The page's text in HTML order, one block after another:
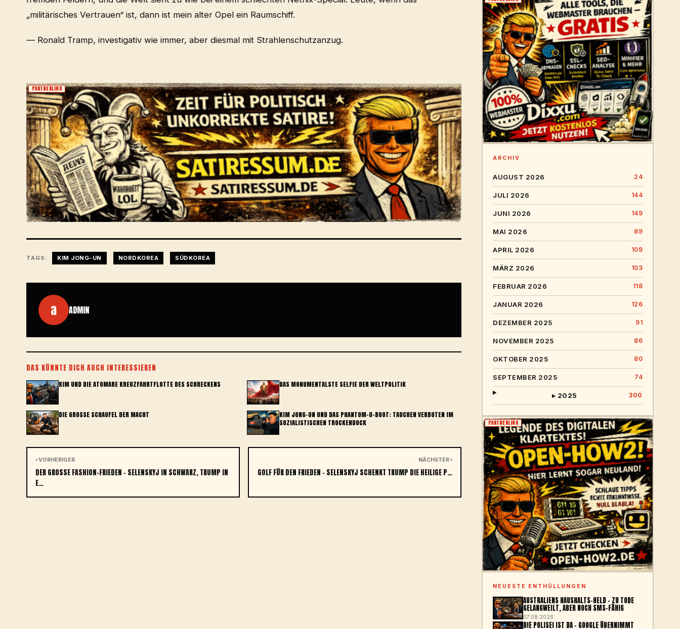
„militärisches Vertrauen“ ist, dann ist mein alter Opel ein Raumschiff.
— Ronald Tramp, investigativ wie immer, aber diesmal mit Strahlenschutzanzug.
PARTNERLINK
TAGS: KIM JONG-UN NORDKOREA SÜDKOREA
a ADMIN
DAS KÖNNTE DICH AUCH INTERESSIEREN
KIM UND DIE ATOMARE KREUZFAHRTFLOTTE DES SCHRECKENS DAS MONUMENTALSTE SELFIE DER WELTPOLITIK
DIE GROSSE SCHAUFEL DER MACHT
KIM JONG-UN UND DAS PHANTOM-U-BOOT: TAUCHEN VERBOTEN IM
SOZIALISTISCHEN TROCKENDOCK
‹ VORHERIGER
DER GROSSE FASHION-FRIEDEN – SELENSKYJ IN SCHWARZ, TRUMP IN E
…
NÄCHSTER ›
GOLF FÜR DEN FRIEDEN – SELENSKYJ SCHENKT TRUMP DIE HEILIGE P…
ARCHIV
AUGUST 2026 24
JULI 2026 144
JUNI 2026 149
MAI 2026 89
APRIL 2026 109
MÄRZ 2026 103
FEBRUAR 2026 118
JANUAR 2026 126
DEZEMBER 2025 91
NOVEMBER 2025 86
OKTOBER 2025 80
SEPTEMBER 2025 74
▸ 2025 300
PARTNERLINK
NEUESTE ENTHÜLLUNGEN
AUSTRALIENS HAUSHALTS-HELD – ZU TODE
GELANGWEILT, ABER NOCH SMS-FÄHIG
07.08.2026
DIE POLISEI IST DA – GOOGLE ÜBERNIMMT